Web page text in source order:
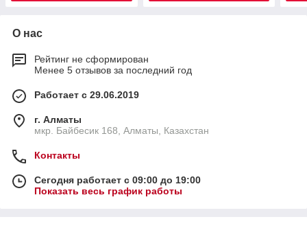
О нас
Рейтинг не сформирован
Менее 5 отзывов за последний год
Работает с 29.06.2019
г. Алматы
мкр. Байбесик 168, Алматы, Казахстан
Контакты
Сегодня работает с 09:00 до 19:00
Показать весь график работы